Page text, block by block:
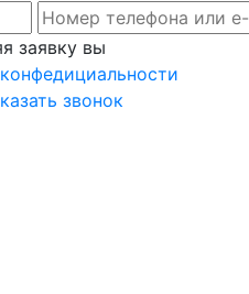
заявку вы
звонок